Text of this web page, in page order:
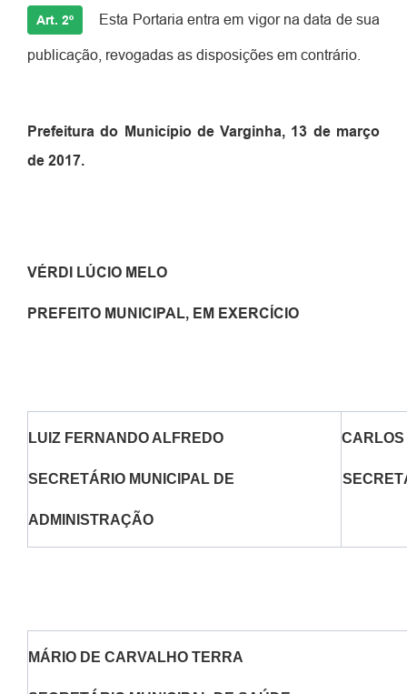
Art. 2º Esta Portariaentra em vigor na data de sua
publicação, revogadas as disposições em contrário.
Prefeitura do Município de Varginha, 13 de março
de 2017.
VÉRDI LÚCIO MELO
PREFEITO MUNICIPAL, EM EXERCÍCIO
LUIZ FERNANDO ALFREDO
SECRETÁRIO MUNICIPAL DE
ADMINISTRAÇÃO
CARLOS
MÁRIO DE CARVALHO TERRA